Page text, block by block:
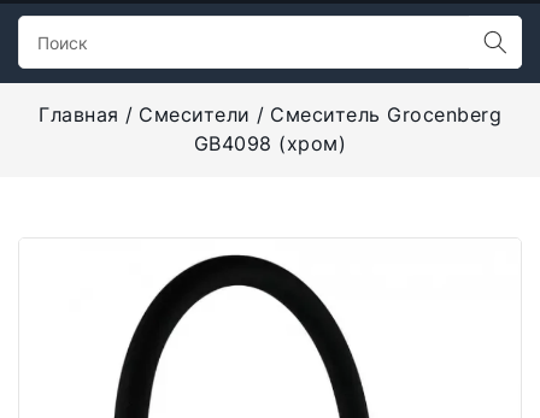
Главная Смесители
Смеситель Grocenberg
GB4098 (хром)